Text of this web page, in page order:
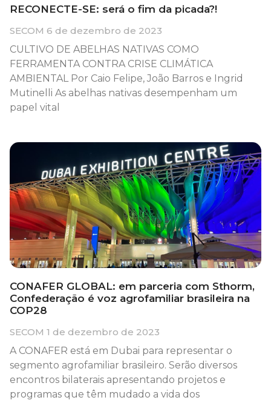
RECONECTE-SE: será o fim da picada?!
SECOM 6 de dezembro de 2023
CULTIVO DE ABELHAS NATIVAS COMO
FERRAMENTA CONTRA CRISE CLIMÁTICA
AMBIENTAL Por Caio Felipe, João Barros e Ingrid
Mutinelli As abelhas nativas desempenham um
papel vital
CONAFER GLOBAL: em parceria com Sthorm,
Confederação é voz agrofamiliar brasileira na
COP28
SECOM 1 de dezembro de 2023
A CONAFER está em Dubai para representar o
segmento agrofamiliar brasileiro. Serão diversos
encontros bilaterais apresentando projetos e
programas que têm mudado a vida dos